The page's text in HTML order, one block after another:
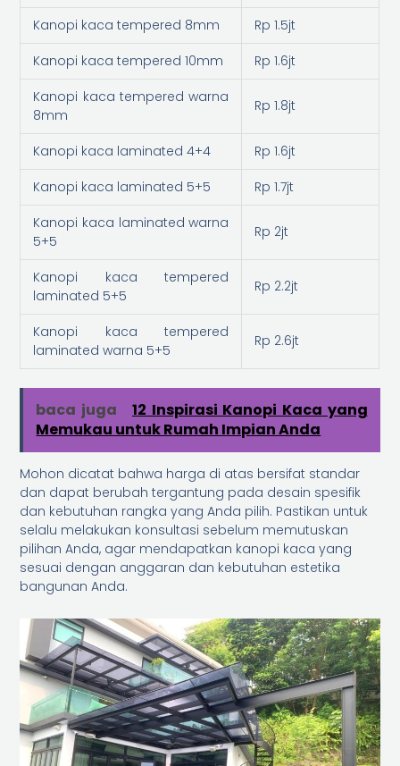
Kanopi kaca tempered 8mm
Rp 1.5jt
Kanopi kaca tempered 10mm
Rp 1.6jt
Kanopi kaca tempered warna
8mm
Rp 1.8jt
Kanopi kaca laminated 4+4
Rp 1.6jt
Kanopi kaca laminated 5+5
Rp 1.7jt
Kanopi kaca laminated warna
5+5
Rp 2jt
Kanopi kaca tempered
laminated 5+5
Rp 2.2jt
Kanopi kaca tempered
laminated warna 5+5
Rp 2.6jt
baca juga
12 Inspirasi Kanopi Kaca yang
Memukau untuk Rumah Impian Anda
Mohon dicatat bahwa harga di atas bersifat standar
dan dapat berubah tergantung pada desain spesifik
dan kebutuhan rangka yang Anda pilih. Pastikan untuk
selalu melakukan konsultasi sebelum memutuskan
pilihan Anda, agar mendapatkan kanopi kaca yang
sesuai dengan anggaran dan kebutuhan estetika
bangunan Anda.